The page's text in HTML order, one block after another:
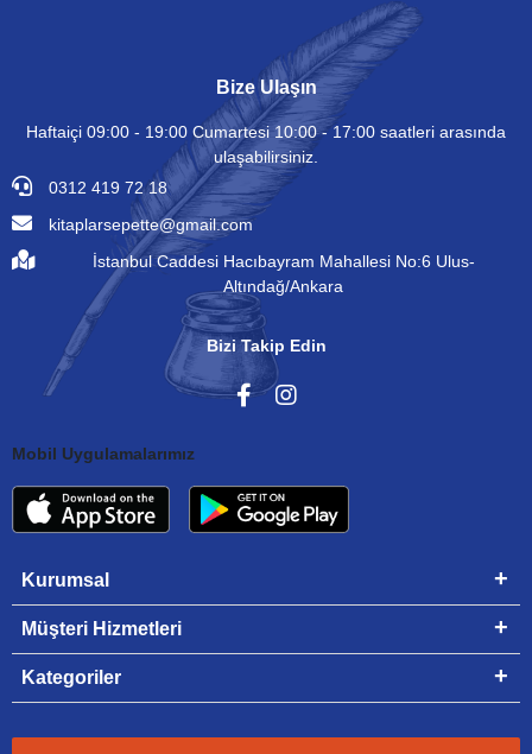
Bize Ulaşın
Haftaiçi 09:00 - 19:00 Cumartesi 10:00 - 17:00 saatleri arasında
ulaşabilirsiniz.
0312 419 72 18
kitaplarsepette@gmail.com
İstanbul Caddesi Hacıbayram Mahallesi No:6 Ulus-
Altındağ/Ankara
Bizi Takip Edin
Mobil Uygulamalarımız
Kurumsal
Müşteri Hizmetleri
Kategoriler